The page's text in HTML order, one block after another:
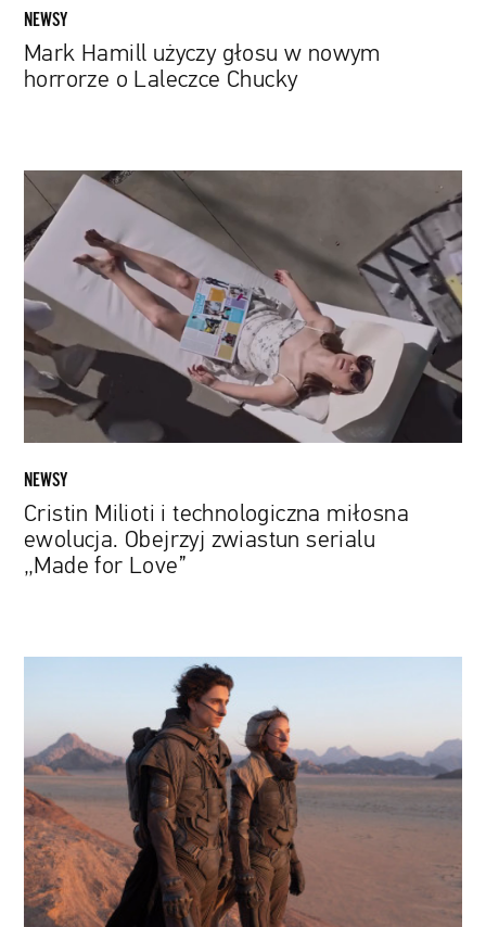
NEWSY
Mark Hamill użyczy głosu w nowym
horrorze o Laleczce Chucky
Cristin
Milioti
i
technologiczna
miłosna
ewolucja.
Obejrzyj
zwiastun
serialu
„Made
for
Love”
NEWSY
Cristin Milioti i technologiczna miłosna
ewolucja. Obejrzyj zwiastun serialu
„Made for Love”
nowy
początek?
Jaka
przyszłość
czeka
kina?